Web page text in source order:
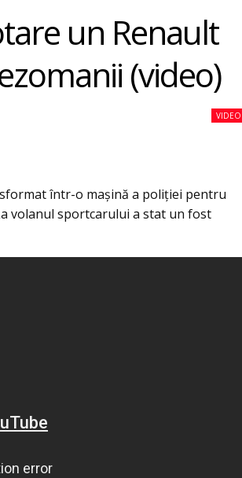
un Renault
(video)
VIDEO
într-o maşină a poliţiei pentru
volanul sportcarului a stat un fost